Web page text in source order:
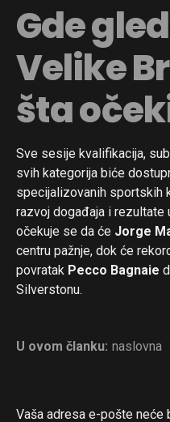
Gde
Velike
šta
Sve sesije kvalifikacija,
svih kategorija biće
specijalizovanih sportskih
razvoj događaja i rezultate
očekuje se da će Jorge
centru pažnje, dok će
povratak Pecco Bagnaie
Silverstonu.
U ovom članku: naslovna
Vaša adresa e-pošte neće